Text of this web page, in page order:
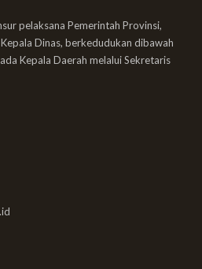
pelaksana Pemerintah Provinsi,
Dinas, berkedudukan dibawah
Kepala Daerah melalui Sekretaris